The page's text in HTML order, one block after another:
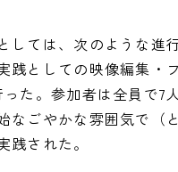
しては、次のような進
践としての映像編集・
た。参加者は全員で7
なごやかな雰囲気で（
践された。